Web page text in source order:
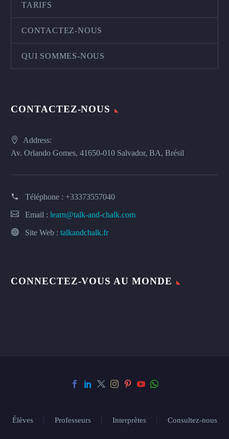
TARIFS
CONTACTEZ-NOUS
QUI SOMMES-NOUS
CONTACTEZ-NOUS
Address:
Av. Orlando Gomes, 41650-010 Salvador, BA, Brésil
Téléphone : +33373557040
Email : learn@talk-and-chalk.com
Site Web : talkandchalk.fr
CONNECTEZ-VOUS AU MONDE
Élèves Professeurs Interprètes Consultez-nous